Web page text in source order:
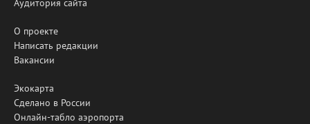
Аудитория сайта
О проекте
Написать редакции
Вакансии
Экокарта
Сделано в России
Онлайн-табло аэропорта